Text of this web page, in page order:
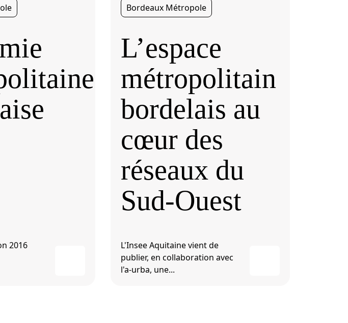
2016
Bordeaux Métropole
L’espace
métropolitain
bordelais au
cœur des
réseaux du
Sud-Ouest
L'Insee Aquitaine vient de
publier, en collaboration avec
l'a-urba, une...